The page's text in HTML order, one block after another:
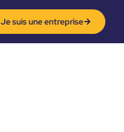
Je suis une entreprise